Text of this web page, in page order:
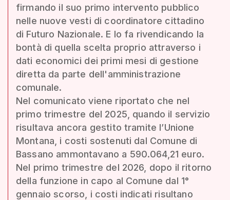
firmando il suo primo intervento pubblico
nelle nuove vesti di coordinatore cittadino
di Futuro Nazionale. E lo fa rivendicando la
bontà di quella scelta proprio attraverso i
dati economici dei primi mesi di gestione
diretta da parte dell'amministrazione
comunale.
Nel comunicato viene riportato che nel
primo trimestre del 2025, quando il servizio
risultava ancora gestito tramite l’Unione
Montana, i costi sostenuti dal Comune di
Bassano ammontavano a 590.064,21 euro.
Nel primo trimestre del 2026, dopo il ritorno
della funzione in capo al Comune dal 1°
gennaio scorso, i costi indicati risultano